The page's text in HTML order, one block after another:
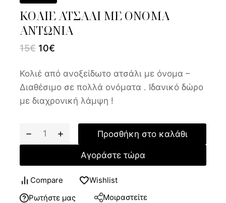
ΚΟΛΙΕ ΑΤΣΑΛΙ ΜΕ ΟΝΟΜΑ
ΑΝΤΩΝΙΑ
15€ 10€
Κολιέ από ανοξείδωτο ατσάλι με όνομα –
Διαθέσιμο σε πολλά ονόματα . Ιδανικό δώρο
με διαχρονική λάμψη !
Προσθήκη στο καλάθι
Αγοράστε τώρα
Compare
Wishlist
Ρωτήστε μας
Μοιραστείτε